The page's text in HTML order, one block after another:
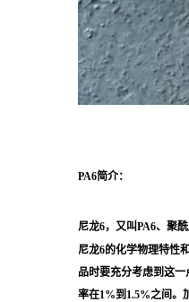
PA6简介：
尼龙6，又叫PA6、聚
尼龙6的化学物理特性
品时要充分考虑到这
率在1%到1.5%之间。